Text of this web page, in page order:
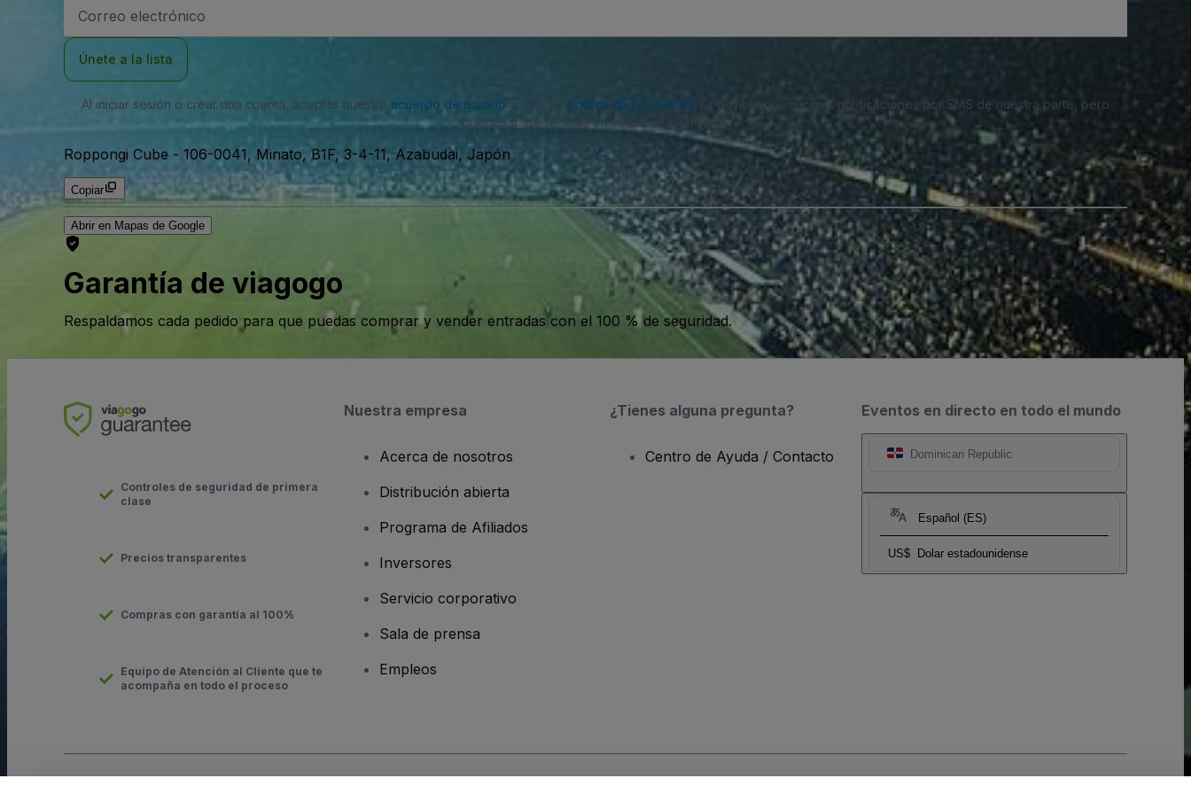
de
Únete a la lista
Al iniciar sesión o crear una cuenta, aceptas nuestro acuerdo de usuario y nuestra política de privacidad . Es posible que recibas notificaciones por SMS de nuestra parte, pero
puedes darte de baja en cualquier momento.
Roppongi Cube - 106-0041, Minato, B1F, 3-4-11, Azabudai, Japón
Copiar
Abrir en Mapas de Google
Garantía de viagogo
Respaldamos cada pedido para que puedas comprar y vender entradas con el 100 % de seguridad.
Eventos en directo en todo el mundo
Dominican Republic
Español (ES)
US$ Dolar estadounidense
Controles de seguridad de primera
clase
Precios transparentes
Compras con garantía al 100%
Equipo de Atención al Cliente que te
acompaña en todo el proceso
Nuestra empresa
Acerca de nosotros
Distribución abierta
Programa de Afiliados
Inversores
Servicio corporativo
Sala de prensa
Empleos
¿Tienes alguna pregunta?
Centro de Ayuda / Contacto